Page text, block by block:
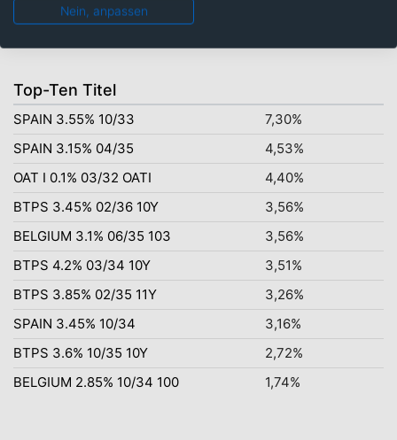
Top-Ten Titel
SPAIN 3.55% 10/33
7,30%
SPAIN 3.15% 04/35
4,53%
OAT I 0.1% 03/32 OATI
4,40%
BTPS 3.45% 02/36 10Y
3,56%
BELGIUM 3.1% 06/35 103
3,56%
BTPS 4.2% 03/34 10Y
3,51%
BTPS 3.85% 02/35 11Y
3,26%
SPAIN 3.45% 10/34
3,16%
BTPS 3.6% 10/35 10Y
2,72%
BELGIUM 2.85% 10/34 100
1,74%
Nein, anpassen